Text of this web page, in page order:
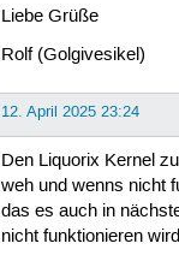
100
102
104
105
106
107
109
110
111
Liebe Grüße
Rolf (Golgivesikel)
12. April 2025 23:24
Den Liquorix Kernel
weh und wenns nicht
das es auch in
nicht funktionieren